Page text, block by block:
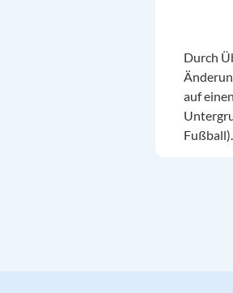
Durch
auf
Fußball).